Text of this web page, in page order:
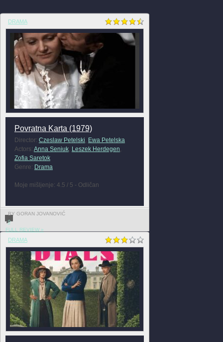
DRAMA
Povratna Karta (1979)
Director: Czeslaw Petelski, Ewa Petelska
Actors: Anna Seniuk, Leszek Herdegen,
Zofia Saretok
Genre: Drama
Moje mišljenje: 4.5 / 5 - Odličan
BY GORAN JOVANOVIĆ
0
FULL REVIEW »
DRAMA